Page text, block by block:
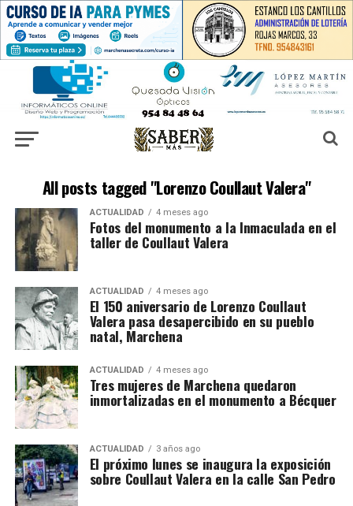
All posts tagged "Lorenzo Coullaut Valera"
ACTUALIDAD 4 meses ago
Fotos del monumento a la Inmaculada en el
taller de Coullaut Valera
ACTUALIDAD 4 meses ago
El 150 aniversario de Lorenzo Coullaut
Valera pasa desapercibido en su pueblo
natal, Marchena
ACTUALIDAD 4 meses ago
Tres mujeres de Marchena quedaron
inmortalizadas en el monumento a Bécquer
ACTUALIDAD 3 años ago
El próximo lunes se inaugura la exposición
sobre Coullaut Valera en la calle San Pedro